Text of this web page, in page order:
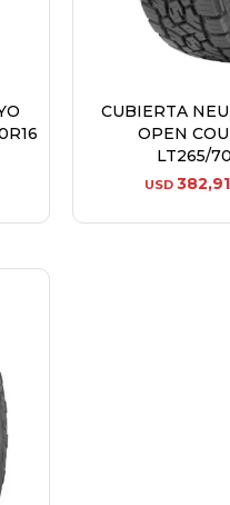
CUBIERTA
OPEN
LT265/
USD 382,91